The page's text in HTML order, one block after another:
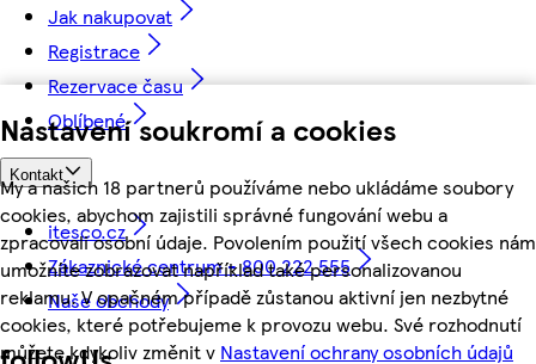
Nastavení soukromí a cookies
My a našich 18 partnerů používáme nebo ukládáme soubory
cookies, abychom zajistili správné fungování webu a
zpracovali osobní údaje. Povolením použití všech cookies nám
umožníte zobrazovat například také personalizovanou
reklamu. V opačném případě zůstanou aktivní jen nezbytné
cookies, které potřebujeme k provozu webu. Své rozhodnutí
můžete kdykoliv změnit v Nastavení ochrany osobních údajů
Jak nakupovat
Registrace
Rezervace času
Oblíbené
Kontakt
itesco.cz
Zákaznické centrum - 800 222 555
Naše obchody